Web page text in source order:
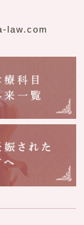
law.com